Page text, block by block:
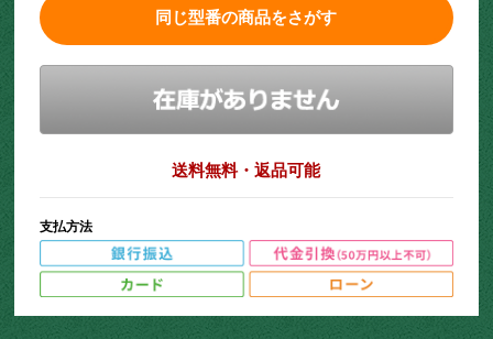
同じ型番の商品をさがす
送料無料・返品可能
支払方法